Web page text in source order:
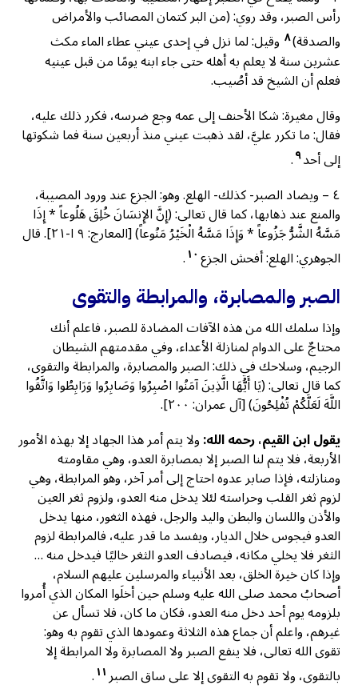
رأس الصبر، وقد روي: (من البر كتمان المصائب والأمراض
والصدقة)٨ وقيل: لما نزل في إحدى عيني عطاء الماء مكث
عشرين سنة لا يعلم به أهله حتى جاء ابنه يومًا من قبل عينيه
فعلم أن الشيخ قد أصُيب.
وقال مغيرة: شكا الأحنف إلى عمه وجع ضرسه، فكرر ذلك عليه،
فقال: ما تكرر عليَّ، لقد ذهبت عيني منذ أربعين سنة فما شكوتها
إلى أحد٩.
٤ – ويضاد الصبر- كذلك- الهلع. وهو: الجزع عند ورود المصيبة،
والمنع عند ذهابها، كما قال تعالى: (إِنَّ الإِنسَانَ خُلِقَ هَلُوعاً * إِذَا
مَسَّهُ الشَّرُّ جَزُوعاً * وَإِذَا مَسَّهُ الْخَيْرُ مَنُوعاً) [المعارج: ٩ ا-٢١]. قال
الجوهري: الهلع: أفحش الجزع١٠.
الصبر والمصابرة، والمرابطة والتقوى
وإذا سلمك الله من هذه الآفات المضادة للصبر، فاعلم أنك
محتاجٌ على الدوام لمنازلة الأعداء، وفي مقدمتهم الشيطان
الرجيم، وسلاحك في ذلك: الصبر والمصابرة، والمرابطة والتقوى،
كما قال تعالى: (يَا أَيُّهَا الَّذِينَ آمَنُوا اصْبِرُوا وَصَابِرُوا وَرَابِطُوا وَاتَّقُوا
اللَّهَ لَعَلَّكُمْ تُفْلِحُونَ) [آل عمران: ٢٠٠].
يقول ابن القيم، رحمه الله:ولا يتم أمر هذا الجهاد إلا بهذه الأمور
الأربعة، فلا يتم لنا الصبر إلا بمصابرة العدو، وهي مقاومته
ومنازلته، فإذا صابر عدوه احتاج إلى أمر آخر، وهو المرابطة، وهي
لزوم ثغر القلب وحراسته لئلا يدخل منه العدو، ولزوم ثغر العين
والأذن واللسان والبطن واليد والرجل، فهذه الثغور، منها يدخل
العدو فيجوس خلال الديار، ويفسد ما قدر عليه، فالمرابطة لزوم
الثغر فلا يخلي مكانه، فيصادف العدو الثغر خاليًا فيدخل منه …
وإذا كان خيرة الخلق، بعد الأنبياء والمرسلين عليهم السلام،
أصحابُ محمد صلى الله عليه وسلم حين أخلَوا المكان الذي أُمروا
بلزومه يوم أحد دخل منه العدو، فكان ما كان، فلا تسأل عن
غيرهم، واعلم أن جماع هذه الثلاثة وعمودها الذي تقوم به وهو:
تقوى الله تعالى، فلا ينفع الصبر ولا المصابرة ولا المرابطة إلا
بالتقوى، ولا تقوم به التقوى إلا على ساق الصبر١١.